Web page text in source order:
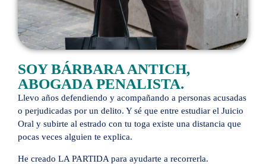
SOY BÁRBARA ANTICH,
ABOGADA PENALISTA.
Llevo años defendiendo y acompañando a personas acusadas
o perjudicadas por un delito. Y sé que entre estudiar el Juicio
Oral y subirte al estrado con tu toga existe una distancia que
pocas veces alguien te explica.
He creado LA PARTIDA para ayudarte a recorrerla.